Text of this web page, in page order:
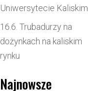
Uniwersytecie Kaliskim
16.6. Trubadurzy na
dożynkach na kaliskim
rynku
Najnowsze